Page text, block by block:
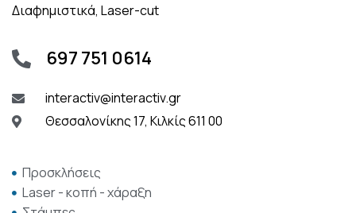
Διαφημιστικά, Laser-cut
697 751 0614
interactiv@interactiv.gr
Θεσσαλονίκης 17, Κιλκίς 611 00
Προσκλήσεις
Laser - κοπή - χάραξη